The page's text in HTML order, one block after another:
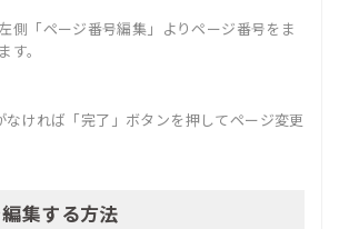
側「ページ番号編集」よりページ番号をま
す。
ければ「完了」ボタンを押してページ変更
集する方法